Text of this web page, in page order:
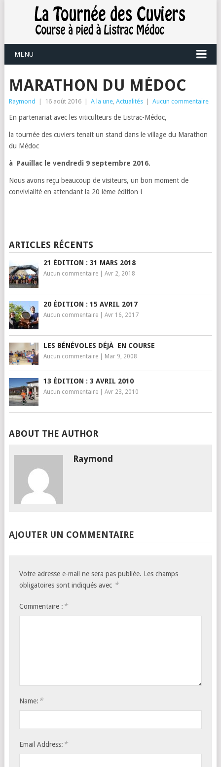
MENU
MARATHON DU MÉDOC
Raymond 16 août 2016 A la une, Actualités Aucun commentaire
En partenariat avec les viticulteurs de Listrac-Médoc,
la tournée des cuviers tenait un stand dans le village du Marathon
du Médoc
à Pauillac le vendredi 9 septembre 2016.
Nous avons reçu beaucoup de visiteurs, un bon moment de
convivialité en attendant la 20 ième édition !
ARTICLES RÉCENTS
21 ÉDITION : 31 MARS 2018
Aucun commentaire| Avr 2, 2018
20 ÉDITION : 15 AVRIL 2017
Aucun commentaire| Avr 16, 2017
LES BÉNÉVOLES DÉJÀ EN COURSE
Aucun commentaire| Mar 9, 2008
13 ÉDITION : 3 AVRIL 2010
Aucun commentaire| Avr 23, 2010
ABOUT THE AUTHOR
Raymond
AJOUTER UN COMMENTAIRE
Votre adresse e-mail ne sera pas publiée. Les champs
obligatoires sont indiqués avec *
Commentaire : *
Name: *
Email Address: *